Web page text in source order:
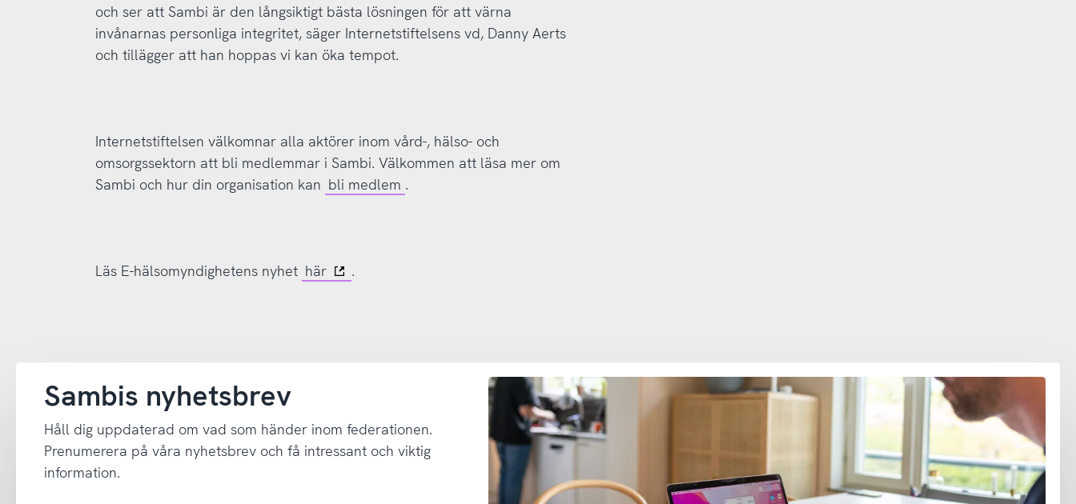
och ser att Sambi är den långsiktigt bästa lösningen för att värna
invånarnas personliga integritet, säger Internetstiftelsens vd, Danny Aerts
och tillägger att han hoppas vi kan öka tempot.
Internetstiftelsen välkomnar alla aktörer inom vård-, hälso- och
omsorgssektorn att bli medlemmar i Sambi. Välkommen att läsa mer om
Sambi och hur din organisation kan bli medlem .
Läs E-hälsomyndighetens nyhet här .
Sambis nyhetsbrev
Håll dig uppdaterad om vad som händer inom federationen.
Prenumerera på våra nyhetsbrev och få intressant och viktig
information.